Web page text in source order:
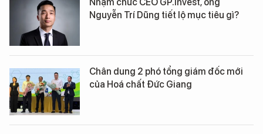
Nguyễn Trí Dũng tiết lộ mục tiêu gì?
Chân dung 2 phó tổng giám đốc mới
của Hoá chất Đức Giang